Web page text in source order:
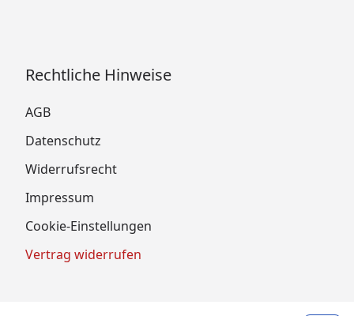
Rechtliche Hinweise
AGB
Datenschutz
Widerrufsrecht
Impressum
Cookie-Einstellungen
Vertrag widerrufen